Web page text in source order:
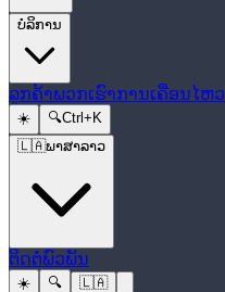
ບໍລິການ
ລູກຄ້າພວກເຮົາການເຄື່ອນໄຫວ
☀️ 🔍Ctrl+K
🇱🇦ພາສາລາວ
ຕິດຕໍ່ພົວພັນ
☀️ 🔍 🇱🇦